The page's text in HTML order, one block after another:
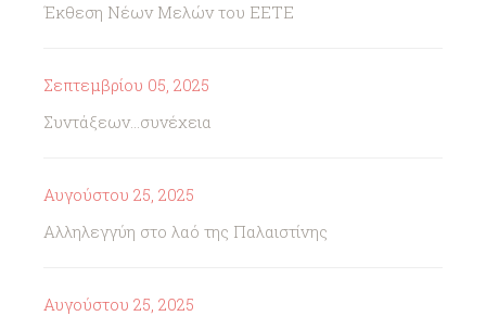
Έκθεση Νέων Μελών του ΕΕΤΕ
Σεπτεμβρίου 05, 2025
Συντάξεων...συνέχεια
Αυγούστου 25, 2025
Αλληλεγγύη στο λαό της Παλαιστίνης
Αυγούστου 25, 2025